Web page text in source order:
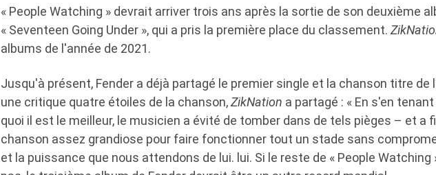
« People Watching » devrait arriver trois ans après la sortie de son deuxième
« Seventeen Going Under », qui a pris la première place du classement.
albums de l'année de 2021.
Jusqu'à présent, Fender a déjà partagé le premier single et la chanson titre de
une critique quatre étoiles de la chanson,ZikNation a partagé : « En s'en
quoi il est le meilleur, le musicien a évité de tomber dans de tels pièges – et a
chanson assez grandiose pour faire fonctionner tout un stade sans
et la puissance que nous attendons de lui. lui. Si le reste de « People Watching